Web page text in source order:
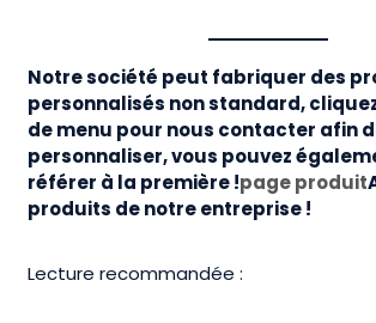
Notre société peut fabriquer des
personnalisés non standard,
de menu pour nous contacter afin
personnaliser, vous pouvez
référer à la première !page produit
produits de notre entreprise !
Lecture recommandée :